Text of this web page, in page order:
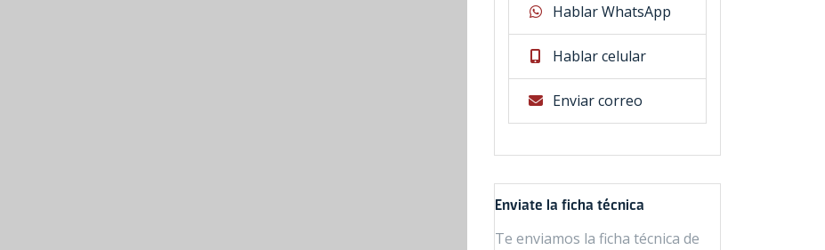
Hablar WhatsApp
Hablar celular
Enviar correo
Enviate la ficha técnica
Te enviamos la ficha técnica de